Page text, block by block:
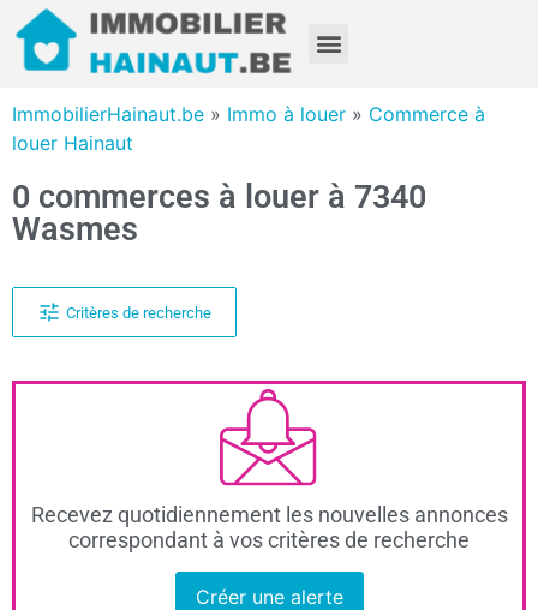
ImmobilierHainaut.be » Immo à louer » Commerce à
louer Hainaut
0 commerces à louer à 7340
Wasmes
Critères de recherche
Recevez quotidiennement les nouvelles annonces
correspondant à vos critères de recherche
Créer une alerte